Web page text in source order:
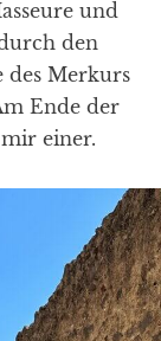
und
den
des Merkurs
Ende der
mir einer.